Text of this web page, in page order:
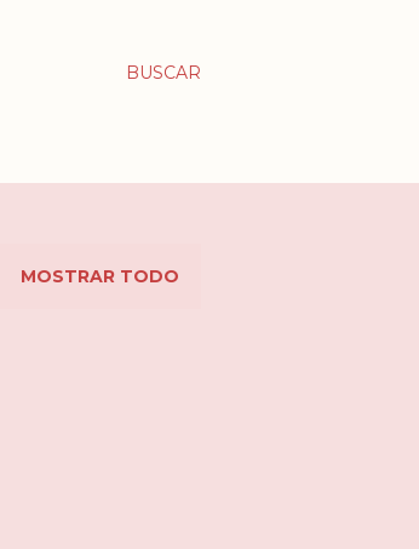
BUSCAR
MOSTRAR TODO